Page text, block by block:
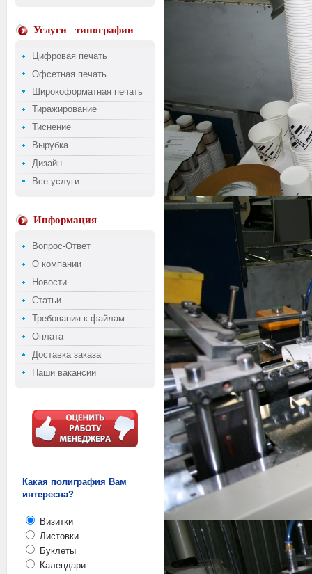
Услуги типографии
Цифровая печать
Офсетная печать
Широкоформатная печать
Тиражирование
Тиснение
Вырубка
Дизайн
Все услуги
Информация
Вопрос-Ответ
О компании
Новости
Статьи
Требования к файлам
Оплата
Доставка заказа
Наши вакансии
Какая полиграфия Вам
интересна?
Визитки
Листовки
Буклеты
Календари